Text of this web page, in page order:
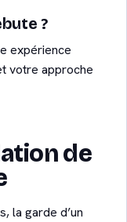
?
expérience
votre approche
de
la garde d’un